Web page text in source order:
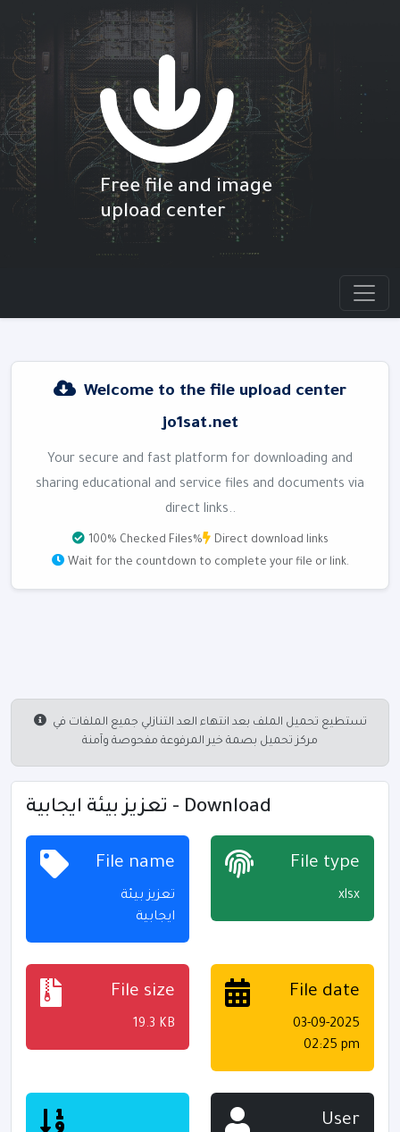
Free file and image
upload center
Welcome to the file upload center
jo1sat.net
Your secure and fast platform for downloading and
sharing educational and service files and documents via
direct links..
100% Checked Files%
Direct download links
Wait for the countdown to complete your file or link.
مركز تحميل بصمة خير المرفوعة مفحوصة وآمنة
تعزيز بيئة ايجابية - Download
File name
تعزيز بيئة
ايجابية
File type
xlsx
File size
19.3 KB
File date
03-09-2025
02:25 pm
User